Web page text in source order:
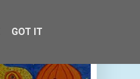
GOT IT